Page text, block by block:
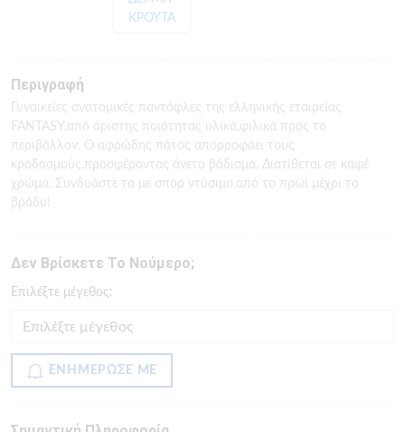
Περιγραφή
Γυναικείες ανατομικές παντόφλες της ελληνικής εταιρείας
FANTASY,από άριστης ποιότητας υλικά,φιλικά προς το
περιβάλλον. Ο αφρώδης πάτος απορροφάει τους
κραδασμούς.προσφέροντας άνετο βάδισμα. Διατίθεται σε καφέ
χρώμα. Συνδυάστε τα με σπορ ντύσιμο,από το πρωί μέχρι το
βράδυ!
Δεν Βρίσκετε Το Νούμερο;
Eπιλέξτε μέγεθος:
ΕΝΗΜΕΡΩΣΕ ΜΕ